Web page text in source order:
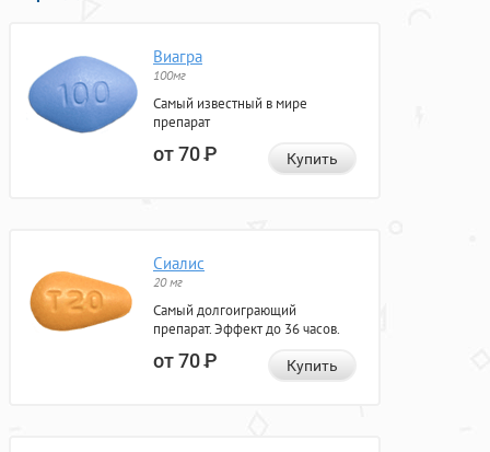
Виагра
100мг
Самый известный в мире
препарат
от 70Р Купить
Сиалис
20 мг
Самый долгоиграющий
препарат. Эффект до 36 часов.
от 70Р Купить